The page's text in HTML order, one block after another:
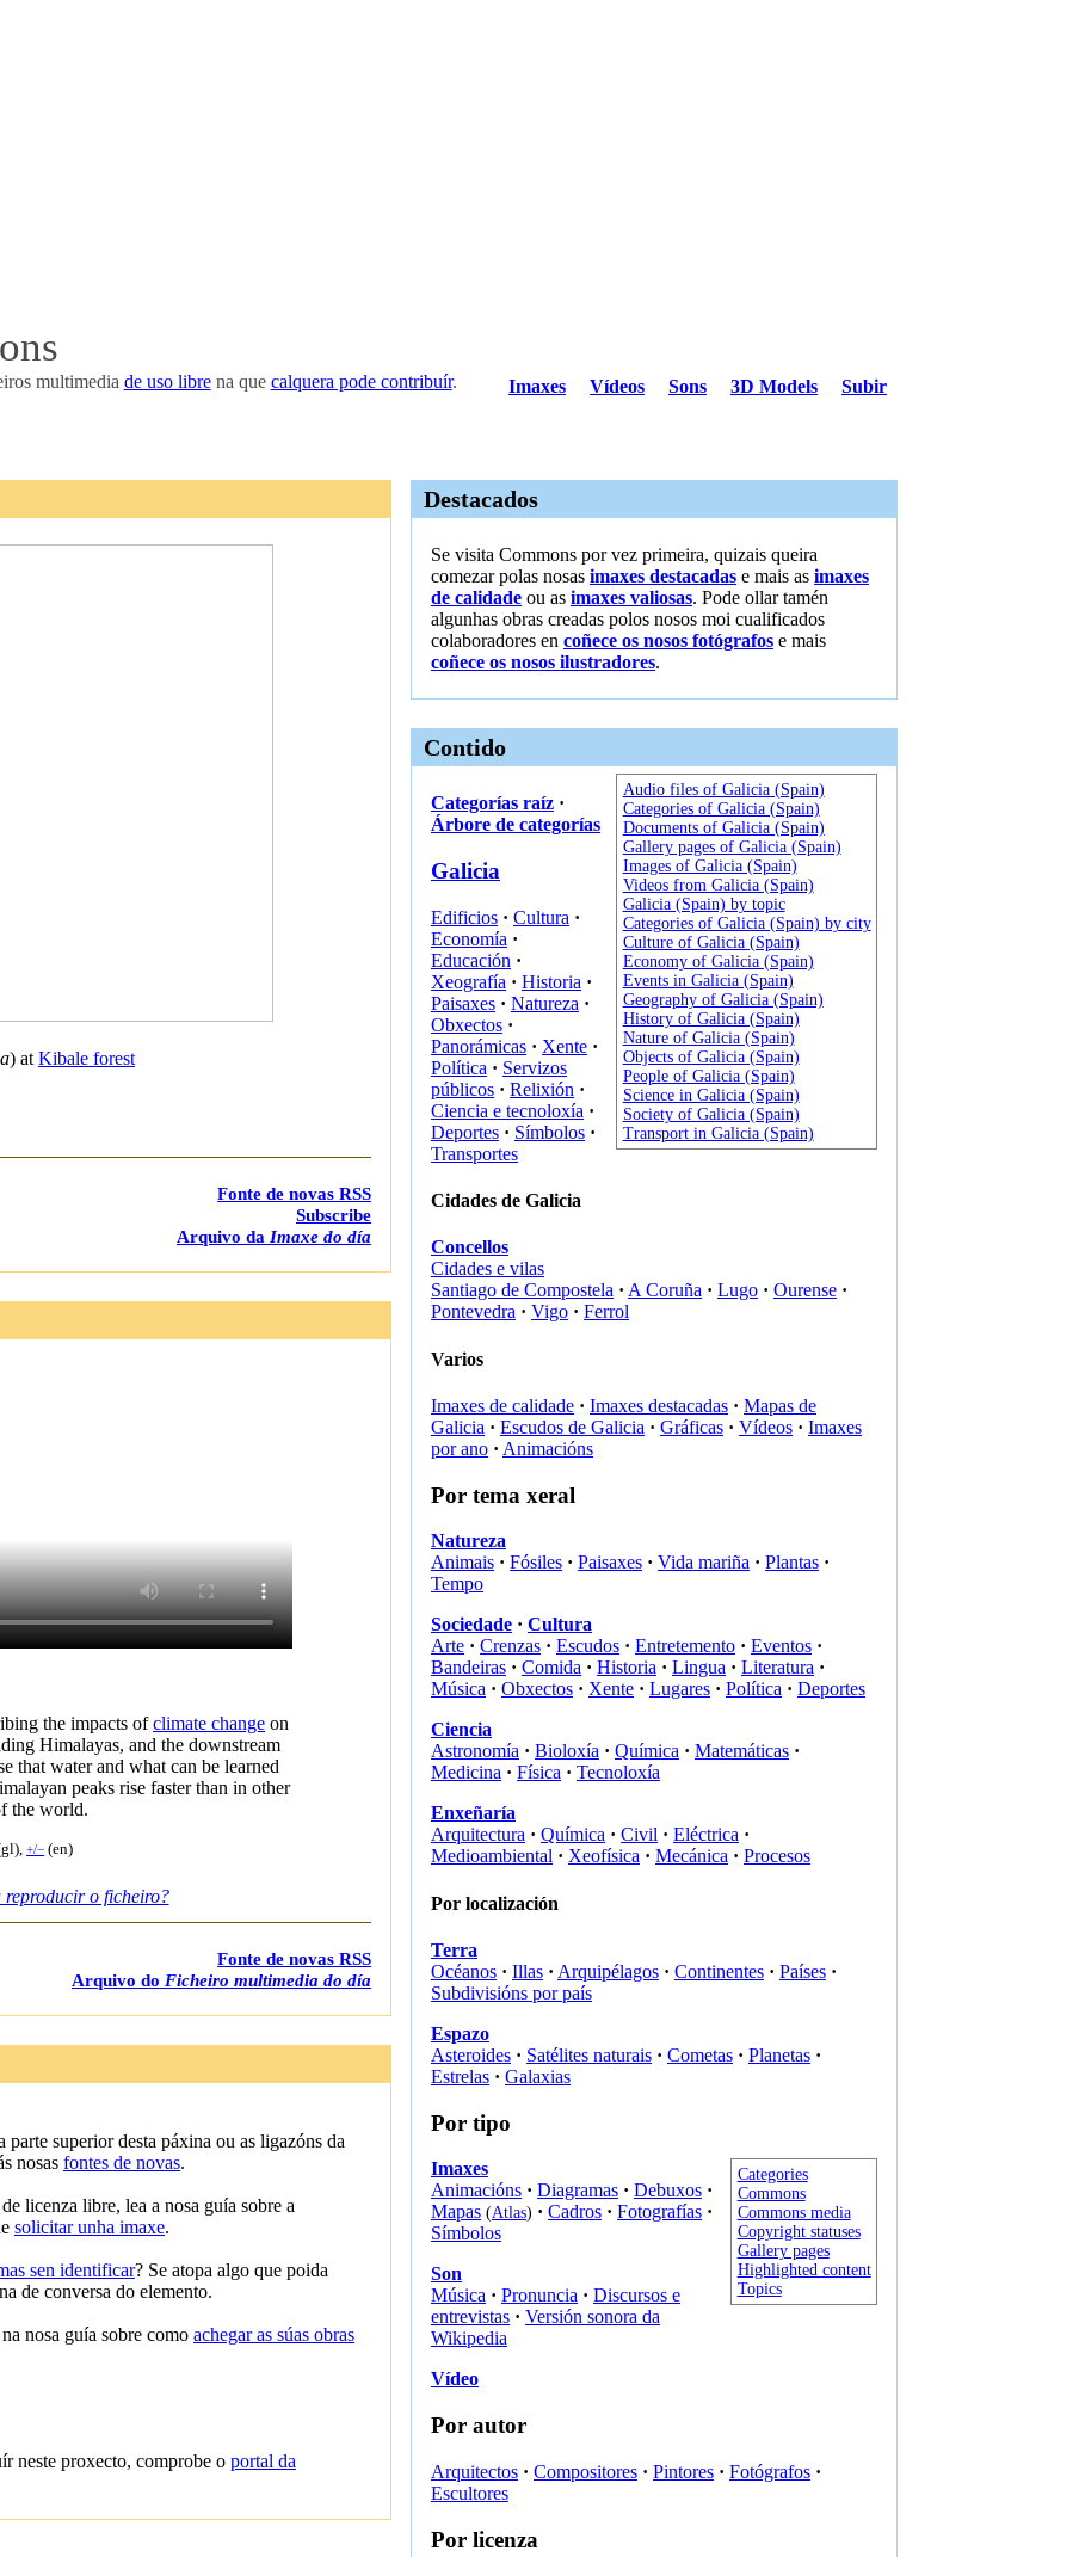
multimedia de uso librena que calquera pode contribuír. Imaxes Vídeos Sons 3D Models Subir
) at Kibale forest
Fonte de novas RSS
Subscribe
Arquivo da Imaxe do día
the impacts ofclimate change on
Himalayas, and the downstream
that water and what can be learned
peaks rise faster than in other
the world.
+/− (en)
reproducir o ficheiro?
Fonte de novas RSS
Arquivo do Ficheiro multimedia do día
superior desta páxina ou as ligazóns da
nosas fontes de novas.
licenza libre, lea a nosa guía sobre a
solicitar unha imaxe.
sen identificar? Se atopa algo que poida
de conversa do elemento.
nosa guía sobre como achegar as súas obras
neste proxecto, comprobe o portal da
Destacados
Se visita Commons por vez primeira, quizais queira
comezar polas nosas imaxes destacadas e mais as imaxes
de calidade ou as imaxes valiosas. Pode ollar tamén
algunhas obras creadas polos nosos moi cualificados
colaboradores en coñece os nosos fotógrafos e mais
coñece os nosos ilustradores.
Contido
Audio files of Galicia (Spain)
Categories of Galicia (Spain)
Documents of Galicia (Spain)
Gallery pages of Galicia (Spain)
Images of Galicia (Spain)
Videos from Galicia (Spain)
Galicia (Spain) by topic
Categories of Galicia (Spain) by city
Culture of Galicia (Spain)
Economy of Galicia (Spain)
Events in Galicia (Spain)
Geography of Galicia (Spain)
History of Galicia (Spain)
Nature of Galicia (Spain)
Objects of Galicia (Spain)
People of Galicia (Spain)
Science in Galicia (Spain)
Society of Galicia (Spain)
Transport in Galicia (Spain)
Categorías raíz ·
Árbore de categorías
Galicia
Edificios · Cultura ·
Economía ·
Educación ·
Xeografía · Historia ·
Paisaxes · Natureza ·
Obxectos ·
Panorámicas · Xente ·
Política · Servizos
públicos · Relixión ·
Ciencia e tecnoloxía ·
Deportes · Símbolos ·
Transportes
Cidades de Galicia
Concellos
Cidades e vilas
Santiago de Compostela · A Coruña · Lugo · Ourense ·
Pontevedra · Vigo · Ferrol
Varios
Imaxes de calidade · Imaxes destacadas · Mapas de
Galicia · Escudos de Galicia · Gráficas · Vídeos · Imaxes
por ano · Animacións
Por tema xeral
Natureza
Animais · Fósiles · Paisaxes · Vida mariña · Plantas ·
Tempo
Sociedade · Cultura
Arte · Crenzas · Escudos · Entretemento · Eventos ·
Bandeiras · Comida · Historia · Lingua · Literatura ·
Música · Obxectos · Xente · Lugares · Política · Deportes
Ciencia
Astronomía · Bioloxía · Química · Matemáticas ·
Medicina · Física · Tecnoloxía
Enxeñaría
Arquitectura · Química · Civil · Eléctrica ·
Medioambiental · Xeofísica · Mecánica · Procesos
Por localización
Terra
Océanos · Illas · Arquipélagos · Continentes · Países ·
Subdivisións por país
Espazo
Asteroides · Satélites naturais · Cometas · Planetas ·
Estrelas · Galaxias
Por tipo
Categories
Commons
Commons media
Copyright statuses
Gallery pages
Highlighted content
Topics
Imaxes
Animacións · Diagramas · Debuxos ·
Mapas (Atlas) · Cadros · Fotografías ·
Símbolos
Son
Música · Pronuncia · Discursos e
entrevistas · Versión sonora da
Wikipedia
Vídeo
Por autor
Arquitectos · Compositores · Pintores · Fotógrafos ·
Escultores
Por licenza